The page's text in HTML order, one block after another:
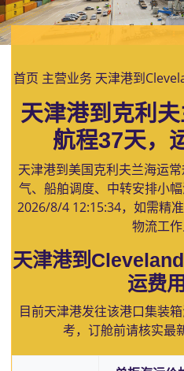
首页 主营业务 天津港到
天津港到克利夫
航程37天，
天津港到美国克利夫兰海运
气、船舶调度、中转安排小
2026/8/4 12:15:34，如需精
物流工作
天津港到
运费
目前天津港发往该港口集装
考，订舱前请核实最